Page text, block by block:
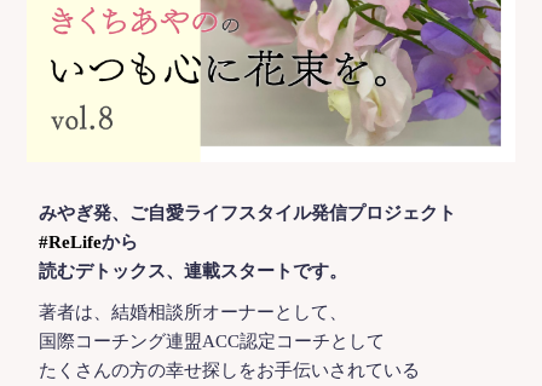
みやぎ発、ご自愛ライフスタイル発信プロジェクト
#ReLifeから
読むデトックス、連載スタートです。
著者は、結婚相談所オーナーとして、
国際コーチング連盟ACC認定コーチとして
たくさんの方の幸せ探しをお手伝いされている